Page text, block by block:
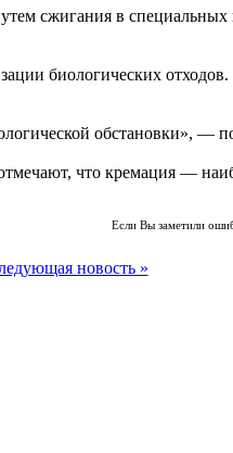
сжигания в специальных
биологических
обстановки», —
что кремация —
Если Вы заметили
новость »